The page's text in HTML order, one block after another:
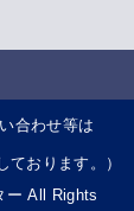
合わせ等は
おります。）
ー All Rights